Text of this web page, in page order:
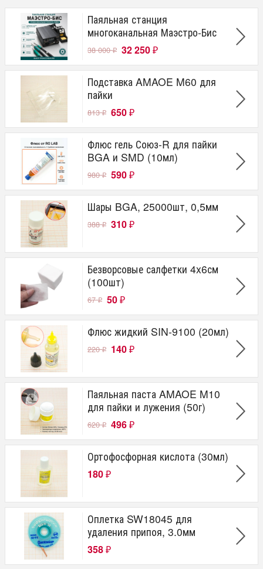
Паяльная станция
многоканальная Маэстро-Бис
38 000₽ 32 250 ₽
Подставка AMAOE M60 для
пайки
813₽ 650 ₽
Флюс гель Союз-R для пайки
BGA и SMD (10мл)
980₽ 590 ₽
Шары BGA, 25000шт, 0,5мм
388₽ 310 ₽
Безворсовые салфетки 4x6см
(100шт)
67₽ 50 ₽
Флюс жидкий SIN-9100 (20мл)
220₽ 140 ₽
Паяльная паста AMAOE M10
для пайки и лужения (50г)
620₽ 496 ₽
Ортофосфорная кислота (30мл)
180 ₽
Оплетка SW18045 для
удаления припоя, 3.0мм
358 ₽